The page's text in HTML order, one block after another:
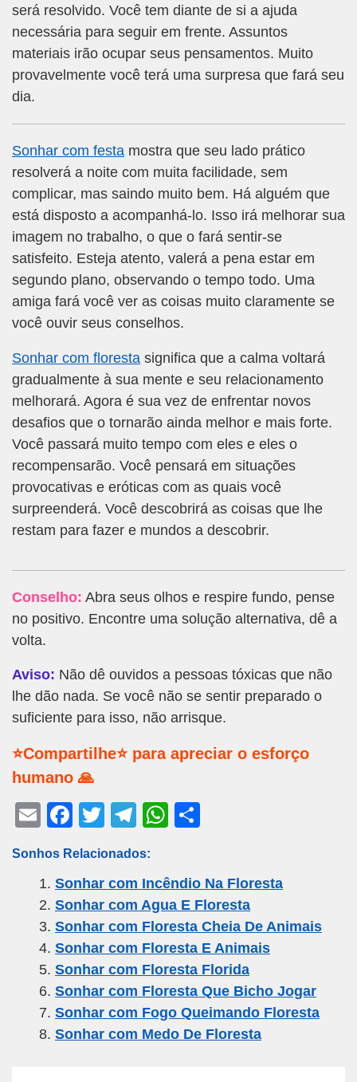
será resolvido. Você tem diante de si a ajuda
necessária para seguir em frente. Assuntos
materiais irão ocupar seus pensamentos. Muito
provavelmente você terá uma surpresa que fará seu
dia.
Sonhar com festa mostra que seu lado prático
resolverá a noite com muita facilidade, sem
complicar, mas saindo muito bem. Há alguém que
está disposto a acompanhá-lo. Isso irá melhorar sua
imagem no trabalho, o que o fará sentir-se
satisfeito. Esteja atento, valerá a pena estar em
segundo plano, observando o tempo todo. Uma
amiga fará você ver as coisas muito claramente se
você ouvir seus conselhos.
Sonhar com floresta significa que a calma voltará
gradualmente à sua mente e seu relacionamento
melhorará. Agora é sua vez de enfrentar novos
desafios que o tornarão ainda melhor e mais forte.
Você passará muito tempo com eles e eles o
recompensarão. Você pensará em situações
provocativas e eróticas com as quais você
surpreenderá. Você descobrirá as coisas que lhe
restam para fazer e mundos a descobrir.
Conselho: Abra seus olhos e respire fundo, pense
no positivo. Encontre uma solução alternativa, dê a
volta.
Aviso: Não dê ouvidos a pessoas tóxicas que não
lhe dão nada. Se você não se sentir preparado o
suficiente para isso, não arrisque.
⭐Compartilhe⭐ para apreciar o esforço
humano 🙏
E
ail
F
c
e
b
o
o
k
T
tt
er
T
e
gr
a
m
W
s
A
p
p
e
Sonhos Relacionados:
Sonhar com Incêndio Na Floresta
Sonhar com Agua E Floresta
Sonhar com Floresta Cheia De Animais
Sonhar com Floresta E Animais
Sonhar com Floresta Florida
Sonhar com Floresta Que Bicho Jogar
Sonhar com Fogo Queimando Floresta
Sonhar com Medo De Floresta